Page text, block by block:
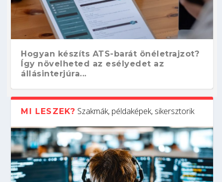
Hogyan készíts ATS-barát önéletrajzot?
Így növelheted az esélyedet az
állásinterjúra...
MI LESZEK? Szakmák, példaképek, sikersztorik